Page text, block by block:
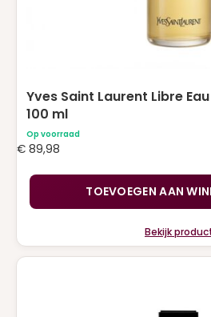
Yves Saint Laurent Libre
100 ml
Op voorraad
€ 89,98
TOEVOEGEN AAN
Bekijk